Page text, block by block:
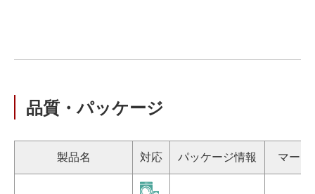
品質・パッケージ
製品名 対応 パッケージ情報 マーキ